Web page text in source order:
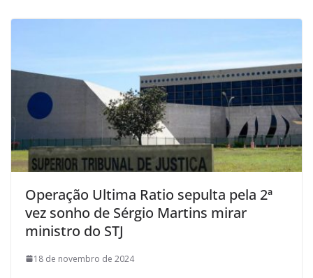
Operação Ultima Ratio sepulta pela 2ª
vez sonho de Sérgio Martins mirar
ministro do STJ
18 de novembro de 2024